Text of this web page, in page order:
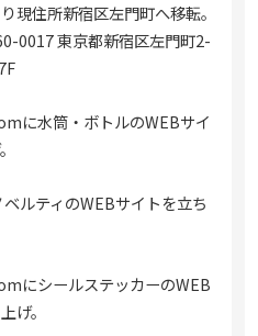
現住所新宿区左門町へ移転。
0017 東京都新宿区左門町2-
に水筒・ボトルのWEBサイ
ルティのWEBサイトを立ち
にシールステッカーのWEB
げ。